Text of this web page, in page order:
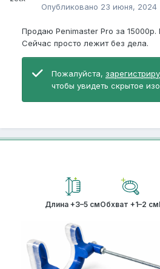
Опубликовано 23 июня, 2024
Продаю Penimaster Pro за
Сейчас просто лежит без дела.
Пожалуйста,
чтобы увидеть скрытое
Длина +3–5 смОбхват +1–2 см